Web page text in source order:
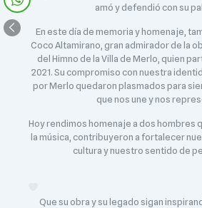
amó y defendió con su
En este día de memoria y homenaje,
Coco Altamirano, gran admirador de la
del Himno de la Villa de Merlo, quien
2021. Su compromiso con nuestra
por Merlo quedaron plasmados para
que nos une y nos
Hoy rendimos homenaje a dos hombres
la música, contribuyeron a fortalecer
cultura y nuestro sentido de
Que su obra y su legado sigan